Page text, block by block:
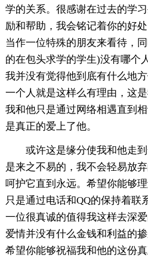
学的关系。很感谢在过去的学
励和帮助，我会铭记着你的好
当作一位特殊的朋友来看待，
的在包头求学的学生)没有哪个
我并没有觉得他到底有什么地
一个人就是这样么有理由，这
我和他只是通过网络相遇直到
是真正的爱上了他。
或许这是缘分使我和他走
是来之不易的，我不会轻易放
呵护它直到永远。希望你能够
只是通过电话和QQ的保持着联
一位很真诚的值得我这样去深
爱情并没有什么金钱和利益的
希望你能够祝福我和他的这份真